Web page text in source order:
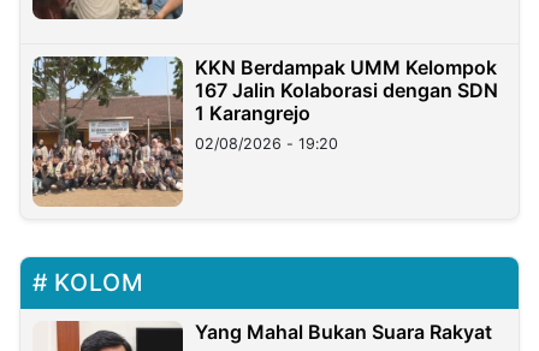
KKN Berdampak UMM Kelompok
167 Jalin Kolaborasi dengan SDN
1 Karangrejo
02/08/2026 - 19:20
KOLOM
Yang Mahal Bukan Suara Rakyat